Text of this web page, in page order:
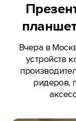
Вчера в
устройств
ридеров,